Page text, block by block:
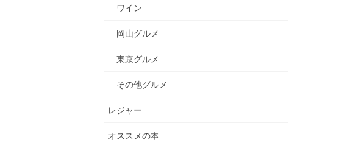
ワイン
岡山グルメ
東京グルメ
その他グルメ
レジャー
オススメの本